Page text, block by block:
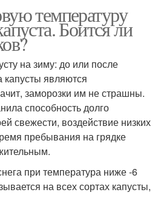
температуру
Боится ли
на зиму: до или после
капусты являются
заморозки им не страшны.
способность долго
свежести, воздействие низких
пребывания на грядке
при температура ниже -6
на всех сортах капусты,